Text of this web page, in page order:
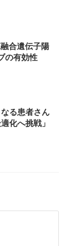
合遺伝子陽
の有効性
る患者さん
化へ挑戦」